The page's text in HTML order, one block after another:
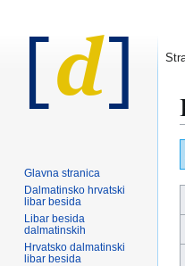
Glavna stranica
Dalmatinsko hrvatski
libar besida
Libar besida
dalmatinskih
Hrvatsko dalmatinski
libar besida